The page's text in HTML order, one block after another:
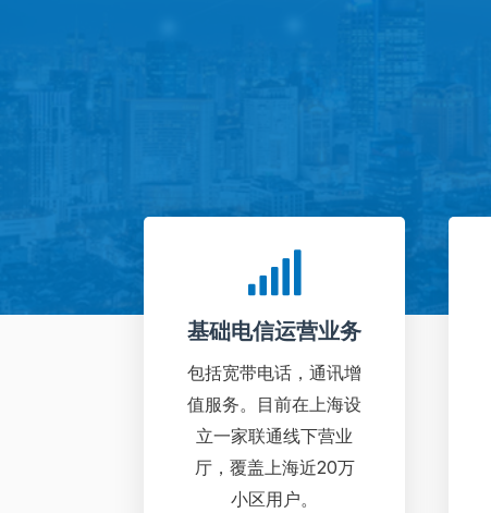
基础电信运营业务
包括宽带电话，通讯增
值服务。目前在上海设
立一家联通线下营业
厅，覆盖上海近20万
小区用户。